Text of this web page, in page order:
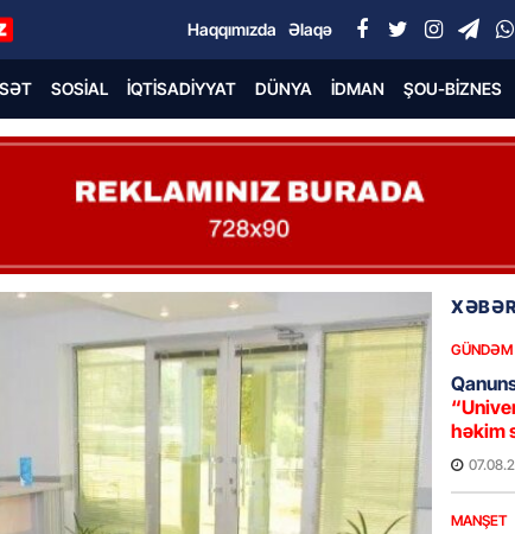
Haqqımızda Əlaqə
SOSIAL İQTISADIYYAT DÜNYA İDMAN ŞOU-BIZNES
GÜNDƏM
həkim
MANŞET